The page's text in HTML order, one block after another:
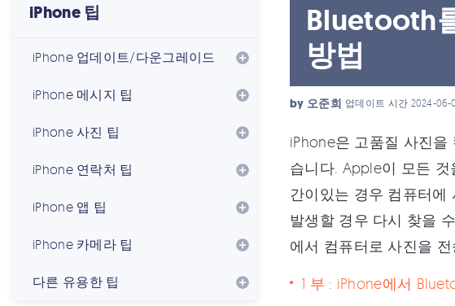
iPhone 팁
iPhone 업데이트/다운그레이드
iPhone 메시지 팁
iPhone 사진 팁
iPhone 연락처 팁
iPhone 앱 팁
iPhone 카메라 팁
다른 유용한 팁
Bluetooth
방법
by 오준희 업데이트 시간 2024-
iPhone은 고품질 사진
습니다. Apple이 모든
간이있는 경우 컴퓨터에
발생할 경우 다시 찾을
에서 컴퓨터로 사진을
1 부 : iPhone에서